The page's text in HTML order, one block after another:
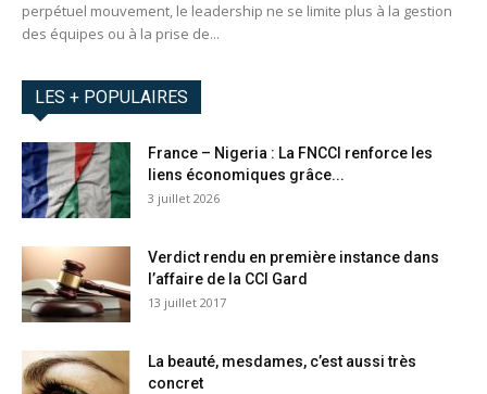
perpétuel mouvement, le leadership ne se limite plus à la gestion
des équipes ou à la prise de...
LES + POPULAIRES
France – Nigeria : La FNCCI renforce les
liens économiques grâce...
3 juillet 2026
Verdict rendu en première instance dans
l’affaire de la CCI Gard
13 juillet 2017
La beauté, mesdames, c’est aussi très
concret